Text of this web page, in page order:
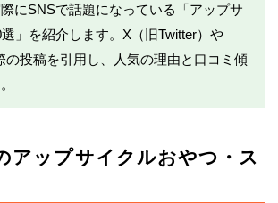
にSNSで話題になっている「アップサ
」を紹介します。X（旧Twitter）や
の投稿を引用し、人気の理由と口コミ傾
アップサイクルおやつ・ス